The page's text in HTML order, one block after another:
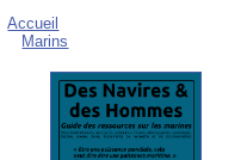
Accueil
Marins